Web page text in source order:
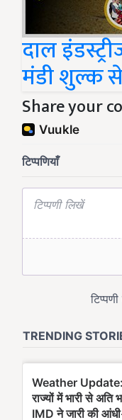
दाल
मंडी शुल्क
Share your